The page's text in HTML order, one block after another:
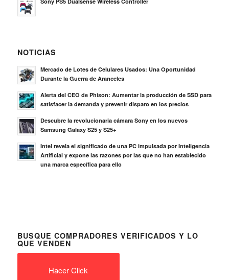
NOTICIAS
Mercado de Lotes de Celulares Usados: Una Oportunidad
Durante la Guerra de Aranceles
Alerta del CEO de Phison: Aumentar la producción de SSD para
satisfacer la demanda y prevenir disparo en los precios
Descubre la revolucionaria cámara Sony en los nuevos
Samsung Galaxy S25 y S25+
Intel revela el significado de una PC impulsada por Inteligencia
Artificial y expone las razones por las que no han establecido
una marca específica para ello
BUSQUE COMPRADORES VERIFICADOS Y LO
QUE VENDEN
Hacer Click